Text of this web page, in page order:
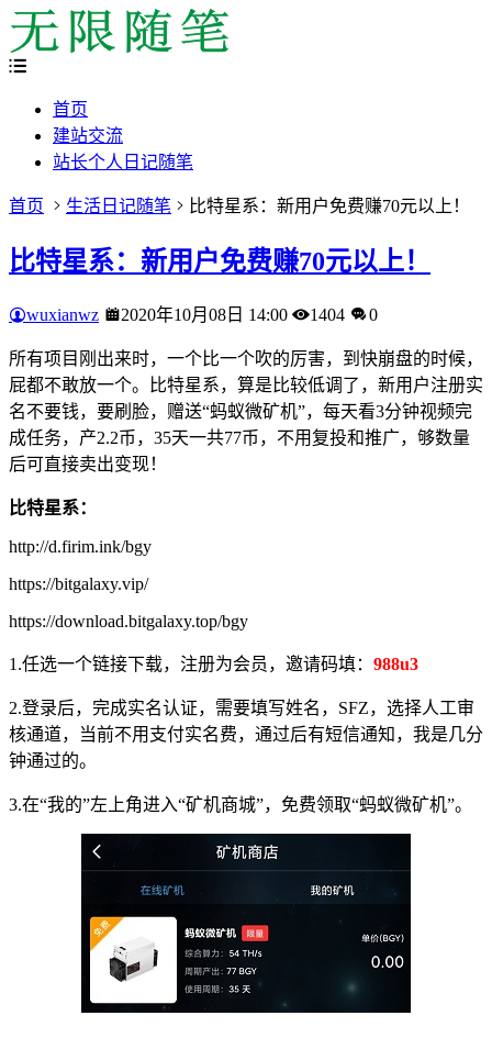
首页
建站交流
站长个人日记随笔
首页 生活日记随笔 比特星系：新用户免费赚70元以上！
比特星系：新用户免费赚70元以上！
wuxianwz 2020年10月08日 14:00 1404 0
所有项目刚出来时，一个比一个吹的厉害，到快崩盘的时候，
屁都不敢放一个。比特星系，算是比较低调了，新用户注册实
名不要钱，要刷脸，赠送“蚂蚁微矿机”，每天看3分钟视频完
成任务，产2.2币，35天一共77币，不用复投和推广，够数量
后可直接卖出变现！
比特星系：
http://d.firim.ink/bgy
https://bitgalaxy.vip/
https://download.bitgalaxy.top/bgy
1.任选一个链接下载，注册为会员，邀请码填： 988u3
2.登录后，完成实名认证，需要填写姓名，SFZ，选择人工审
核通道，当前不用支付实名费，通过后有短信通知，我是几分
钟通过的。
3.在“我的”左上角进入“矿机商城”，免费领取“蚂蚁微矿机”。